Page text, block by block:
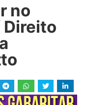
no
Direito